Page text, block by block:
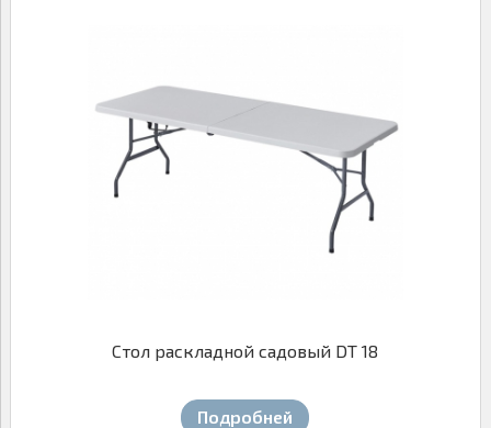
Стол раскладной садовый DT 18
Подробней